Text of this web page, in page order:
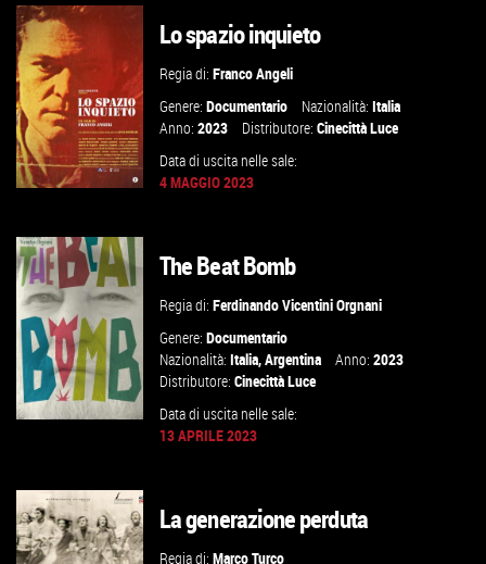
GUARDA IL TRAILER
VAI ALLA SCHEDA
GUARDA IL TRAILER
VAI ALLA SCHEDA
Lo spazio inquieto
Regia di:Franco Angeli
Genere:Documentario Nazionalità:Italia
Anno:2023 Distributore:Cinecittà Luce
Data di uscita nelle sale:
4 MAGGIO 2023
GUARDA IL TRAILER
VAI ALLA SCHEDA
The Beat Bomb
Regia di:Ferdinando Vicentini Orgnani
Genere:Documentario
Nazionalità:Italia,Argentina Anno:2023
Distributore:Cinecittà Luce
Data di uscita nelle sale:
13 APRILE 2023
La generazione perduta
Regia di:Marco Turco